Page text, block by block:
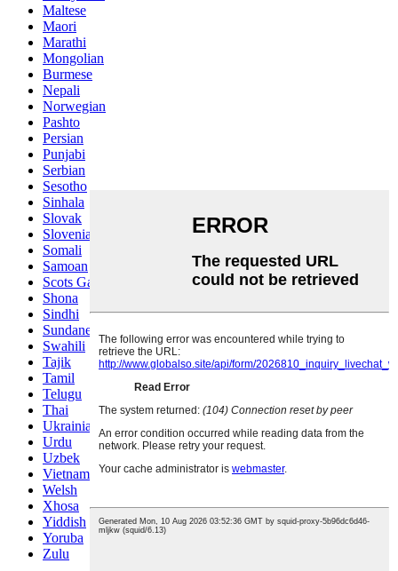
Maltese
Maori
Marathi
Mongolian
Burmese
Nepali
Norwegian
Pashto
Persian
Punjabi
Serbian
Sesotho
Sinhala
Slovak
Slovenian
Somali
Samoan
Scots Gaelic
Shona
Sindhi
Sundanese
Swahili
Tajik
Tamil
Telugu
Thai
Ukrainian
Urdu
Uzbek
Vietnamese
Welsh
Xhosa
Yiddish
Yoruba
Zulu